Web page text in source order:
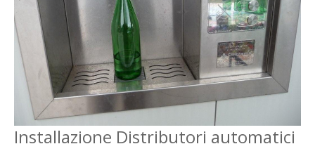
Installazione Distributori automatici